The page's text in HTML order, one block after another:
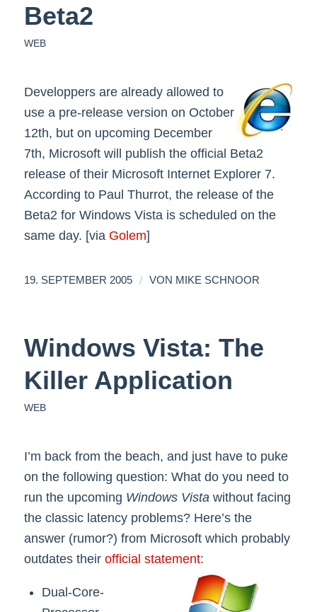
Beta2
WEB
Developpers are already allowed to
use a pre-release version on October
12th, but on upcoming December
7th, Microsoft will publish the official Beta2
release of their Microsoft Internet Explorer 7.
According to Paul Thurrot, the release of the
Beta2 for Windows Vista is scheduled on the
same day. [via Golem]
19. SEPTEMBER 2005 / VON MIKE SCHNOOR
Windows Vista: The
Killer Application
WEB
I’m back from the beach, and just have to puke
on the following question: What do you need to
run the upcoming Windows Vista without facing
the classic latency problems? Here’s the
answer (rumor?) from Microsoft which probably
outdates their official statement:
Dual-Core-